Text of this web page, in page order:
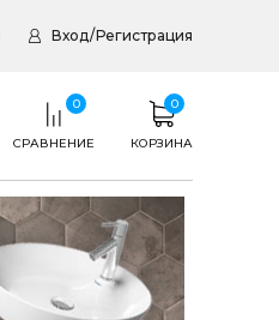
Вход/Регистрация
0
СРАВНЕНИЕ
0
КОРЗИНА